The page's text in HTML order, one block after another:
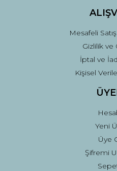
Mesafeli
Gizlilik ve
İptal ve
Kişisel
Yeni
Üye
Şifremi